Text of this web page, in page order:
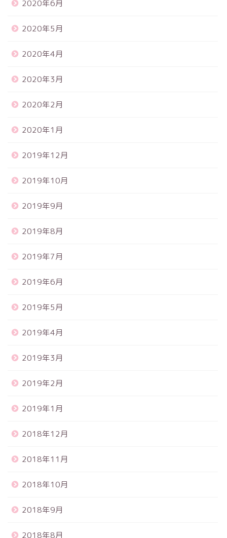
2020年6月
2020年5月
2020年4月
2020年3月
2020年2月
2020年1月
2019年12月
2019年10月
2019年9月
2019年8月
2019年7月
2019年6月
2019年5月
2019年4月
2019年3月
2019年2月
2019年1月
2018年12月
2018年11月
2018年10月
2018年9月
2018年8月